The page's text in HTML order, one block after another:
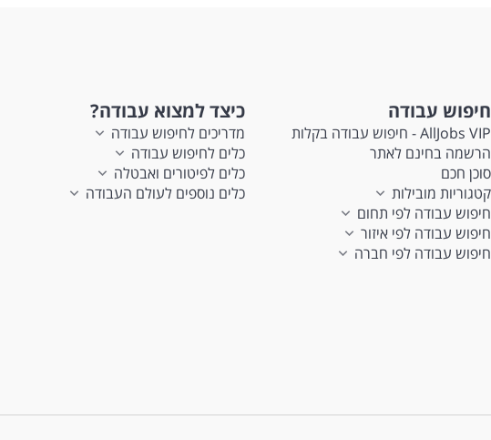
חיפוש עבודה
AllJobs VIP - חיפוש עבודה בקלות
הרשמה בחינם לאתר
סוכן חכם
קטגוריות מובילות
חיפוש עבודה לפי תחום
חיפוש עבודה לפי איזור
חיפוש עבודה לפי חברה
כיצד למצוא עבודה?
מדריכים לחיפוש עבודה
כלים לחיפוש עבודה
כלים לפיטורים ואבטלה
כלים נוספים לעולם העבודה